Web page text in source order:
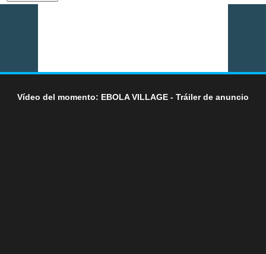
Vídeo del momento: EBOLA VILLAGE - Tráiler de anuncio